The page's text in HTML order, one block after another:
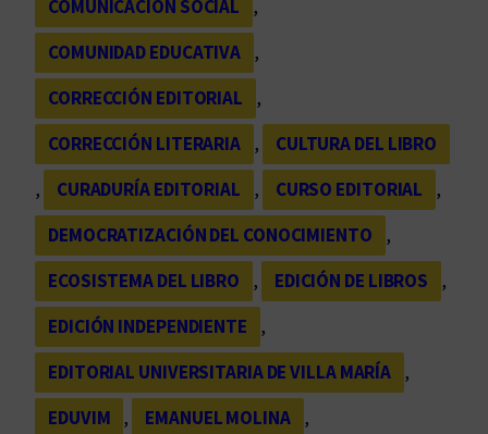
COMUNICACIÓN SOCIAL
,
COMUNIDAD EDUCATIVA
,
CORRECCIÓN EDITORIAL
,
CORRECCIÓN LITERARIA
,
CULTURA DEL LIBRO
,
CURADURÍA EDITORIAL , CURSO EDITORIAL
,
DEMOCRATIZACIÓN DEL CONOCIMIENTO
,
ECOSISTEMA DEL LIBRO
, EDICIÓN DE LIBROS
,
EDICIÓN INDEPENDIENTE
,
EDITORIAL UNIVERSITARIA DE VILLA MARÍA
,
EDUVIM
, EMANUEL MOLINA
,